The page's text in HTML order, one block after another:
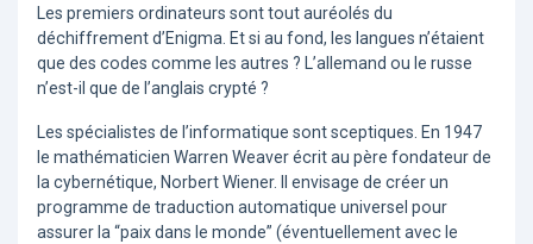
Les premiers ordinateurs sont tout auréolés du
déchiffrement d’Enigma. Et si au fond, les langues n’étaient
que des codes comme les autres ? L’allemand ou le russe
n’est-il que de l’anglais crypté ?
Les spécialistes de l’informatique sont sceptiques. En 1947
le mathématicien Warren Weaver écrit au père fondateur de
la cybernétique, Norbert Wiener. Il envisage de créer un
programme de traduction automatique universel pour
assurer la “paix dans le monde” (éventuellement avec le